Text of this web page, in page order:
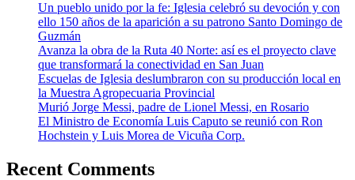
Un pueblo unido por la fe: Iglesia celebró su devoción y con
ello 150 años de la aparición a su patrono Santo Domingo de
Guzmán
Avanza la obra de la Ruta 40 Norte: así es el proyecto clave
que transformará la conectividad en San Juan
Escuelas de Iglesia deslumbraron con su producción local en
la Muestra Agropecuaria Provincial
Murió Jorge Messi, padre de Lionel Messi, en Rosario
El Ministro de Economía Luis Caputo se reunió con Ron
Hochstein y Luis Morea de Vicuña Corp.
Recent Comments